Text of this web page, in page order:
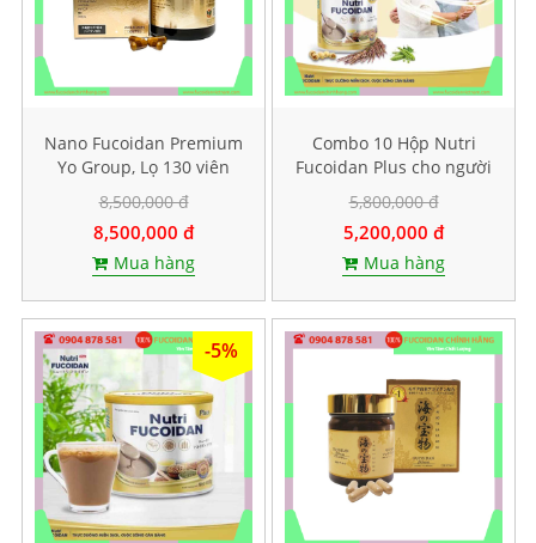
Nano Fucoidan Premium
Yo Group, Lọ 130 viên
8,500,000 đ
8,500,000 đ
Mua hàng
Combo 10 Hộp Nutri
Fucoidan Plus cho người
ăn kiêng, Mỗi hộp 500g
5,800,000 đ
5,200,000 đ
Mua hàng
-5%